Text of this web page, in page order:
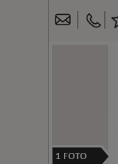
1 FOTO